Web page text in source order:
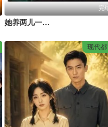
完
她养两儿一女冠绝京城
现代